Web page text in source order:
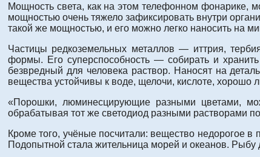
Мощность света, как на этом телефонном фонарике,
мощностью очень тяжело зафиксировать внутри
такой же мощностью, и его можно легко наносить на
Частицы редкоземельных металлов — иттрия,
формы. Его суперспособность — собирать и
безвредный для человека раствор. Наносят на
вещества устойчивы к воде, щелочи, кислоте, хорошо
«Порошки, люминесцирующие разными цветами,
обрабатывая тот же светодиод разными растворами
Кроме того, учёные посчитали: вещество недорогое
Подопытной стала жительница морей и океанов. Рыбу